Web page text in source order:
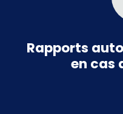
Rapports
en cas